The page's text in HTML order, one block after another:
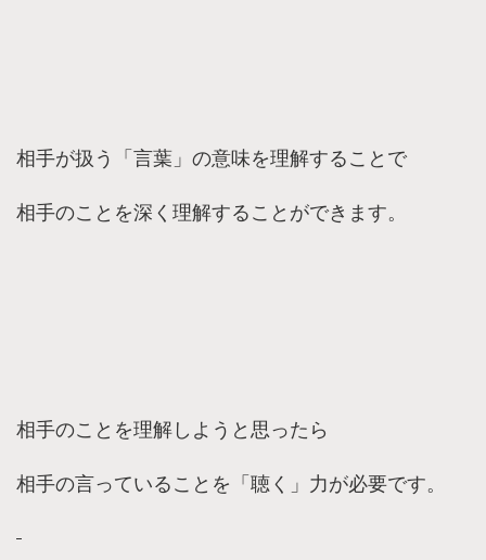
相手が扱う「言葉」の意味を理解することで
相手のことを深く理解することができます。
相手のことを理解しようと思ったら
相手の言っていることを「聴く」力が必要です。